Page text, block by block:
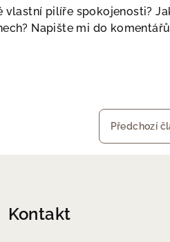
vlastní pilíře spokojenosti?
Napište mi do
Předchozí
Kontakt